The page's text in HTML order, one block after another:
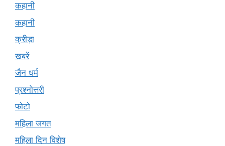
कहानी
कहानी
क्रीड़ा
खबरें
जैन धर्म
प्रश्नोत्तरी
फोटो
महिला जगत
महिला दिन विशेष